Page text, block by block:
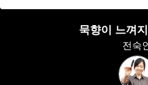
묵향이 느껴
전숙